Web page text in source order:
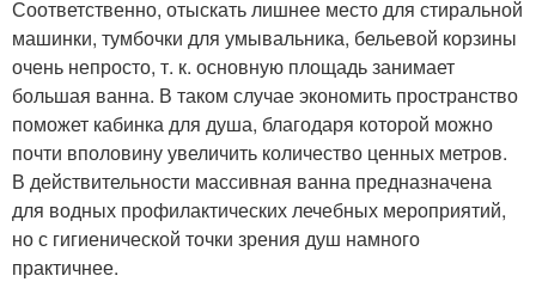
Соответственно, отыскать лишнее место для стиральной
машинки, тумбочки для умывальника, бельевой корзины
очень непросто, т. к. основную площадь занимает
большая ванна. В таком случае экономить пространство
поможет кабинка для душа, благодаря которой можно
почти вполовину увеличить количество ценных метров.
В действительности массивная ванна предназначена
для водных профилактических лечебных мероприятий,
но с гигиенической точки зрения душ намного
практичнее.